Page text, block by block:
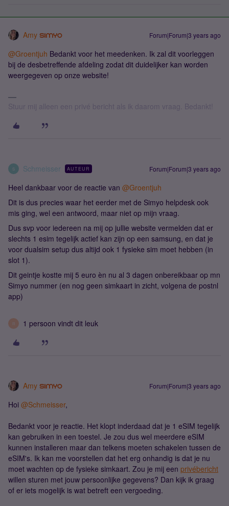
Amy Forum|Forum|3 years ago
@Groentjuh Bedankt voor het meedenken. Ik zal dit voorleggen
bij de desbetreffende afdeling zodat dit duidelijker kan worden
weergegeven op onze website!
Stuur mij alleen een privé bericht als ik daarom vraag. Bedankt!
S Schmeisser AUTEUR Forum|Forum|3 years ago
Heel dankbaar voor de reactie van @Groentjuh
Dit is dus precies waar het eerder met de Simyo helpdesk ook
mis ging, wel een antwoord, maar niet op mijn vraag.
Dus svp voor iedereen na mij op jullie website vermelden dat er
slechts 1 esim tegelijk actief kan zijn op een samsung, en dat je
voor dualsim setup dus altijd ook 1 fysieke sim moet hebben (in
slot 1).
Dit geintje kostte mij 5 euro èn nu al 3 dagen onbereikbaar op mn
Simyo nummer (en nog geen simkaart in zicht, volgena de postnl
app)
R 1 persoon vindt dit leuk
Amy Forum|Forum|3 years ago
Hoi @Schmeisser,
Bedankt voor je reactie. Het klopt inderdaad dat je 1 eSIM tegelijk
kan gebruiken in een toestel. Je zou dus wel meerdere eSIM
kunnen installeren maar dan telkens moeten schakelen tussen de
eSIM's. Ik kan me voorstellen dat het erg onhandig is dat je nu
moet wachten op de fysieke simkaart. Zou je mij een privébericht
willen sturen met jouw persoonlijke gegevens? Dan kijk ik graag
of er iets mogelijk is wat betreft een vergoeding.